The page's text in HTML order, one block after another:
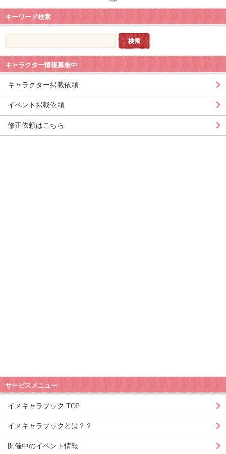
キーワード検索
キャラクター情報募集中
キャラクター掲載依頼
イベント掲載依頼
修正依頼はこちら
サービスメニュー
イメキャラブック TOP
イメキャラブックとは？？
開催中のイベント情報